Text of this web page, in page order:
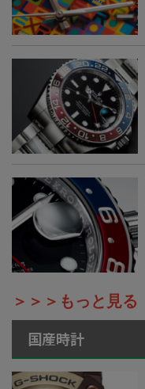
＞＞＞もっと見る
国産時計